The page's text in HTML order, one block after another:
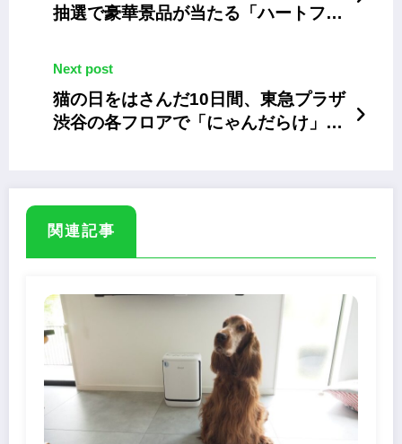
抽選で豪華景品が当たる「ハートフル
Next post
猫の日をはさんだ10日間、東急プラザ
渋谷の各フロアで「にゃんだらけ」開
関連記事